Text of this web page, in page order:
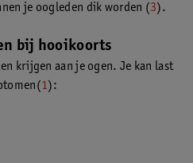
je oogleden dik worden (3).
bij hooikoorts
krijgen aan je ogen. Je kan last
1):